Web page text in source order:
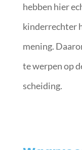
hebben hier
kinderrechter
mening.
te werpen op
scheiding.